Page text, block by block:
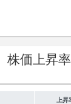
株価上昇
上昇